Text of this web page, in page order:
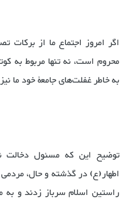
اگر امروز اجتماع ما از
محروم است، نه تنها مربوط به
به خاطر غفلت‌های جامعۀ خود ما
‌توضیح این که مسئول دخالت
اطهار(ع) در گذشته و حال،
راستین اسلام سرباز زدند و به